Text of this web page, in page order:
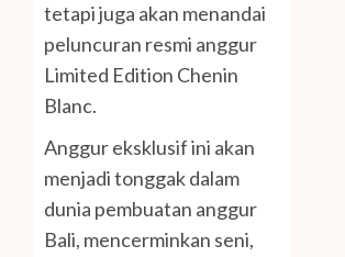
tetapi juga akan menandai
peluncuran resmi anggur
Limited Edition Chenin
Blanc.
Anggur eksklusif ini akan
menjadi tonggak dalam
dunia pembuatan anggur
Bali, mencerminkan seni,